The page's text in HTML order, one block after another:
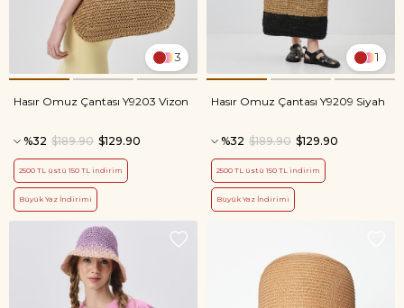
3
Hasır Omuz Çantası Y9203 Vizon
%32 $129.90
$189.90
2500 TL üstü 150 TL indirim
Büyük Yaz İndirimi
1
Hasır Omuz Çantası Y9209 Siyah
%32 $129.90
$189.90
2500 TL üstü 150 TL indirim
Büyük Yaz İndirimi